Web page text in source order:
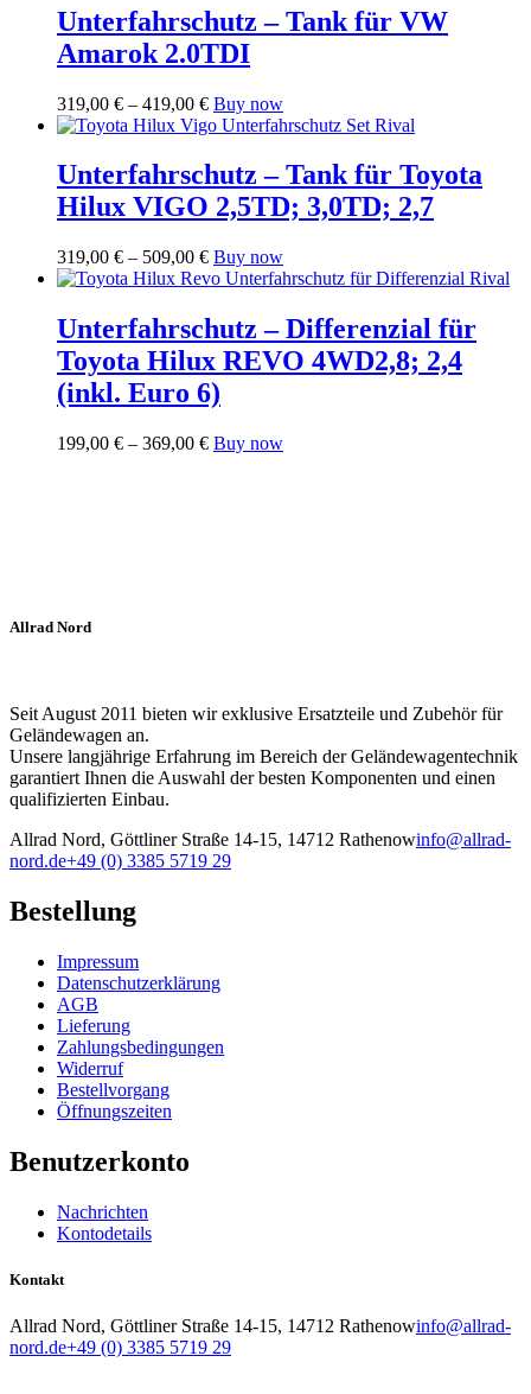
639,00 €
mehrere
Varianten
Optionen
können
auf
der
Produktseite
gewählt
werden
Unterfahrschutz – Tank für VW
Amarok 2.0TDI
319,00 € – 419,00 €Preisspanne:
319,00 €
419,00 €
Buy nowDieses
Produkt
mehrere
Varianten
auf.
Optionen
können
der
Produktseite
gewählt
werden
Unterfahrschutz – Tank für Toyota
Hilux VIGO 2,5TD; 3,0TD; 2,7
319,00 € – 509,00 €Preisspanne:
319,00 €
509,00 €
Buy nowDieses
Produkt
mehrere
Varianten
auf.
auf
Unterfahrschutz – Differenzial für
Toyota Hilux REVO 4WD2,8; 2,4
(inkl. Euro 6)
199,00 € – 369,00 €Preisspanne:
Buy nowDieses
werden
Allrad Nord
Seit August 2011 bieten wir exklusive Ersatzteile und Zubehör für
Geländewagen an.
Unsere langjährige Erfahrung im Bereich der Geländewagentechnik
garantiert Ihnen die Auswahl der besten Komponenten und einen
qualifizierten Einbau.
Allrad Nord, Göttliner Straße 14-15, 14712 Rathenowinfo@allrad-
nord.de+49 (0) 3385 5719 29
Bestellung
Impressum
Datenschutzerklärung
AGB
Lieferung
Zahlungsbedingungen
Widerruf
Bestellvorgang
Öffnungszeiten
Benutzerkonto
Nachrichten
Kontodetails
Kontakt
Allrad Nord, Göttliner Straße 14-15, 14712 Rathenowinfo@allrad-
nord.de+49 (0) 3385 5719 29